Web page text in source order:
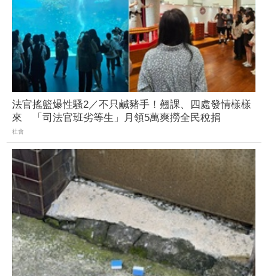
法官搖籃爆性騷2／不只鹹豬手！翹課、四處發情樣樣
來 「司法官班劣等生」月領5萬爽撈全民稅捐
社會